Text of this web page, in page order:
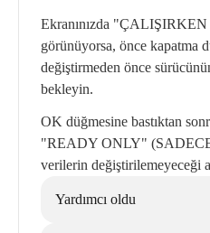
Ekranınızda
görünüyorsa, önce kapatma
değiştirmeden önce
bekleyin.
OK düğmesine bastıktan
"READY ONLY"
verilerin değiştirilemeyeceği
Yardımcı oldu